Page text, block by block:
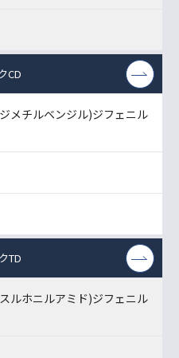
CD
メチルベンジル)ジフェニル
TD
ルホニルアミド)ジフェニル